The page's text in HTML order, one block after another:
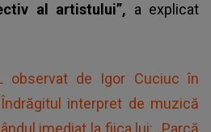
al artistului”, a explicat
observat de Igor Cuciuc în
interpret de muzică
imediat la fiica lui: „Parcă